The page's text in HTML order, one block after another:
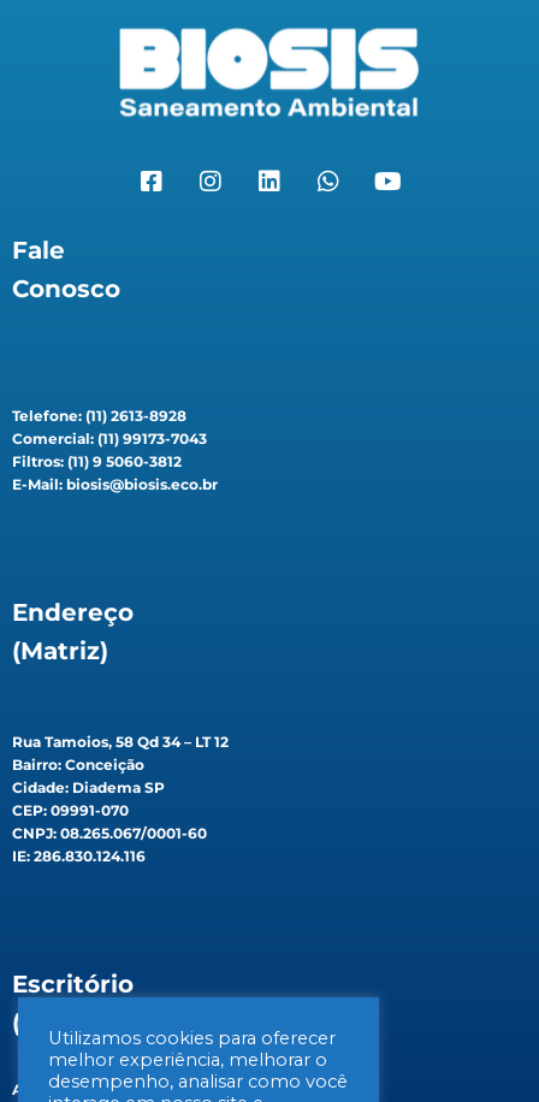
Fale
Conosco
Telefone: (11) 2613-8928
Comercial: (11) 99173-7043
Filtros: (11) 9 5060-3812
E-Mail: biosis@biosis.eco.br
Endereço
(Matriz)
Rua Tamoios, 58 Qd 34 – LT 12
Bairro: Conceição
Cidade: Diadema SP
CEP: 09991-070
CNPJ: 08.265.067/0001-60
IE: 286.830.124.116
Escritório
(Filial)
Av. Gen. Valdomiro de Lima, 647B
Utilizamos cookies para oferecer
melhor experiência, melhorar o
desempenho, analisar como você